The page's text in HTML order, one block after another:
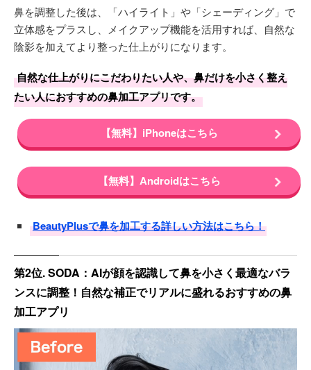
鼻を調整した後は、「ハイライト」や「シェーディング」で
立体感をプラスし、メイクアップ機能を活用すれば、自然な
陰影を加えてより整った仕上がりになります。
自然な仕上がりにこだわりたい人や、鼻だけを小さく整え
たい人におすすめの鼻加工アプリです。
【無料】iPhoneはこちら
【無料】Androidはこちら
BeautyPlusで鼻を加工する詳しい方法はこちら！
第2位. SODA：AIが顔を認識して鼻を小さく最適なバラ
ンスに調整！自然な補正でリアルに盛れるおすすめの鼻
加工アプリ